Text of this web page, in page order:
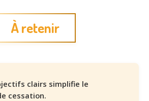
À retenir
clairs simplifie le
cessation.